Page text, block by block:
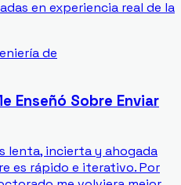
en experiencia real de la
de
Enseñó Sobre Enviar
lenta, incierta y ahogada
es rápido e iterativo. Por